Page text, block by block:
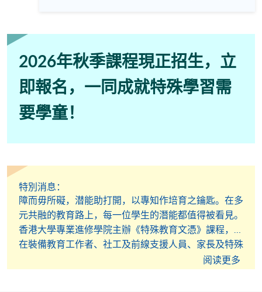
的你，絕對是機會難逢。若你想瞭解心理學及相關的日常應
坊、體驗課堂和豐富資訊講座。萬勿錯過是次活動，記得把
握機會，立刻報名參加，規劃學習之路，成就你的未來藍
圖！
2026年秋季課程現正招生，立
即報名，一同成就特殊學習需
要學童！
特別消息：
​障而毋所礙，潜能助打開，以專知作培育之鑰匙。在多
元共融的教育路上，每一位學生的潛能都值得被看見。
香港大學專業進修學院主辦《特殊教育文憑》課程，旨
在裝備教育工作者、社工及前線支援人員、家長及特殊
學習需要學童的照顧者，以專業知識與實務技巧，扶助
阅读更多